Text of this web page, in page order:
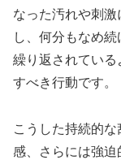
なった汚れや刺
し、何分もなめ
繰り返されてい
すべき行動です。
こうした持続的
感、さらには強迫